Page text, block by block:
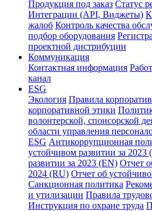
Продукция под заказ Статус
Интеграции (API, Виджеты)
жалоб Контроль качества
подбор оборудования
проектной дистрибуции
Коммуникация
Контактная информация
канал
ESG
Экология Правила
корпоративной этики
волонтерской, спонсорской
области управления
ESG Антикоррупционная
устойчивом развитии за 2023
развитии за 2023 (EN) Отчет
2024 (RU) Отчет об
Санкционная политика
и утилизации Правила
Инструкция по охране труда